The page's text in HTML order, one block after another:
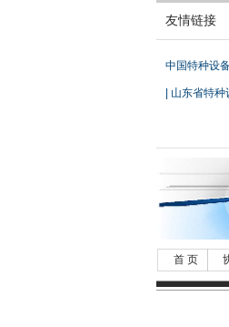
友情链接
中国特种设
山东省特种
首 页